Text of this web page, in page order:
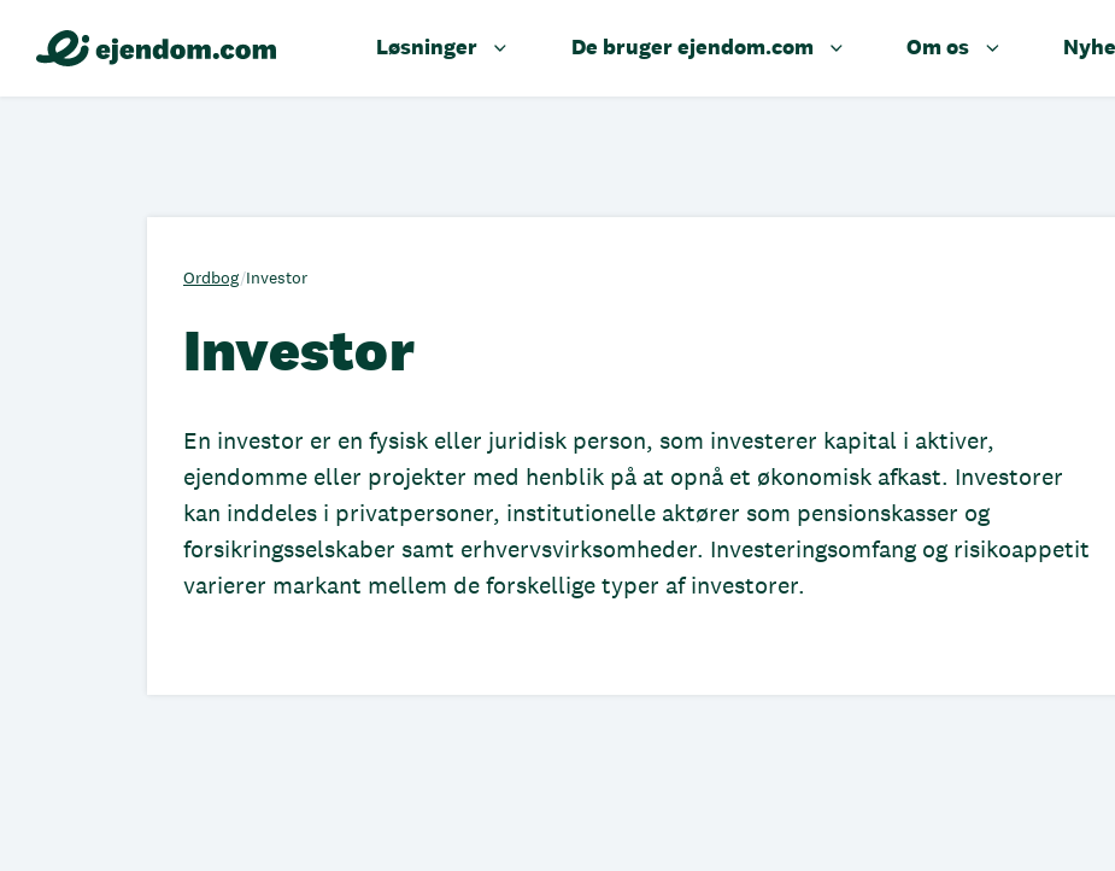
Løsninger De bruger ejendom.com Om os
Ordbog/Investor
Investor
En investor er en fysisk eller juridisk person, som investerer kapital i aktiver,
ejendomme eller projekter med henblik på at opnå et økonomisk afkast. Investorer
kan inddeles i privatpersoner, institutionelle aktører som pensionskasser og
forsikringsselskaber samt erhvervsvirksomheder. Investeringsomfang og risikoappetit
varierer markant mellem de forskellige typer af investorer.